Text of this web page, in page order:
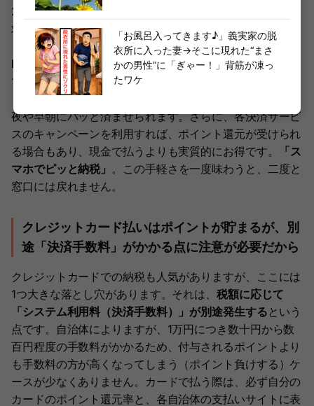
2026年、最もおすすめな支払い方法は「スマホ決済（請
求書払い）」です。納税通知書に印字されているバーコー
ドやQRコード（eL-QR）を、PayPay（ペイペイ）やLINE
Pay、d払い、au PAYなどのアプリでスキャンするだけ
で、24時間いつでも自宅から納税が完了します。銀行や
コンビニのレジに並ぶ必要がなく、仕事が忙しい方でも深
夜や早朝にパッと済ませられます。さらに、各決済サービ
スのキャンペーンを利用すれば、ポイント還元が受けられ
る場合もあり、現金で払うよりも実質的にお得です。
「ス
マホでピッと納税」 。この手軽さを一度味わうと、二度と
窓口には戻れません。
クレジットカード払いはポイントが貯まるが、別
途「決済手数料」がかかる点に注意が必要だから
クレジットカードでの納税も人気がありますが、ここには
1つ大きな落とし穴があります。それは、税額に応じて
「システム利用料（決済手数料）」が別途発生する という
点です。自治体によりますが、1万円につき数十円から数
百円程度の手数料がかかるため、付与されるポイントより
も手数料の方が高くなってしまう（ポイント負けする）ケ
ースが少なくありません。カードで払う際は、必ず自分の
カードのポイント還元率と、各自治体の支払いサイトに表
「お風呂入ってきます♪」義実家の脱
衣所に入った妻→そこに現れた“まさ
かの男性”に「ぎゃー！」背筋が凍っ
たワケ